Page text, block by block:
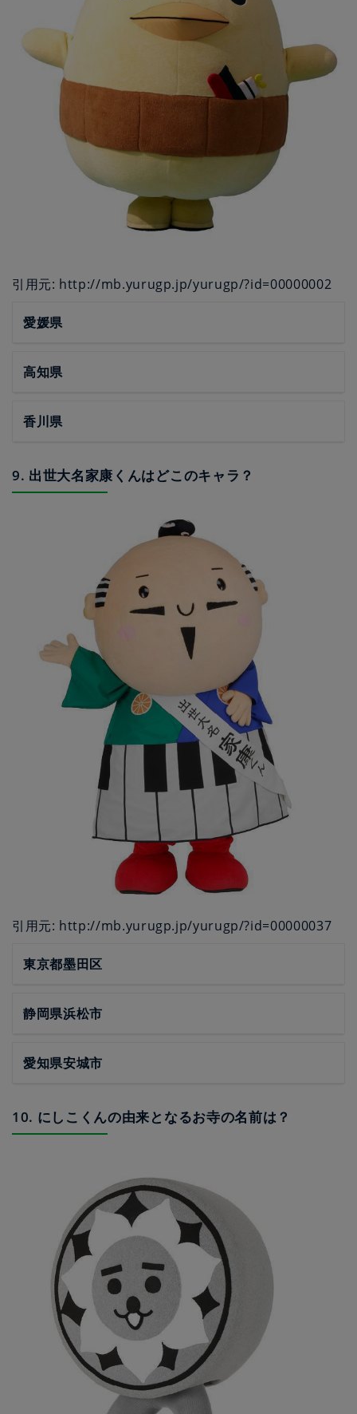
引用元: http://mb.yurugp.jp/yurugp/?id=00000002
愛媛県
高知県
香川県
9. 出世大名家康くんはどこのキャラ？
引用元: http://mb.yurugp.jp/yurugp/?id=00000037
東京都墨田区
静岡県浜松市
愛知県安城市
10. にしこくんの由来となるお寺の名前は？